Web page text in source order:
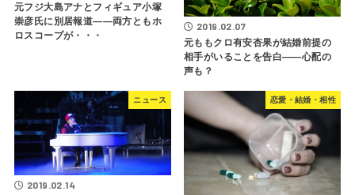
元フジ大島アナとフィギュア小塚
崇彦氏に別居報道――両方ともホ
ロスコープが・・・
2019.02.07
元ももクロ有安杏果が結婚前提の
相手がいることを告白――心配の
声も？
ニュース
2019.02.14
恋愛・結婚・相性